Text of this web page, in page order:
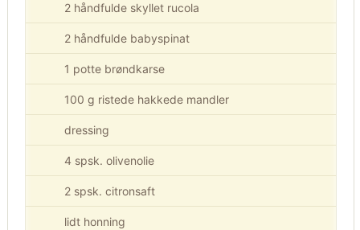
2 håndfulde skyllet rucola
2 håndfulde babyspinat
1 potte brøndkarse
100 g ristede hakkede mandler
dressing
4 spsk. olivenolie
2 spsk. citronsaft
lidt honning